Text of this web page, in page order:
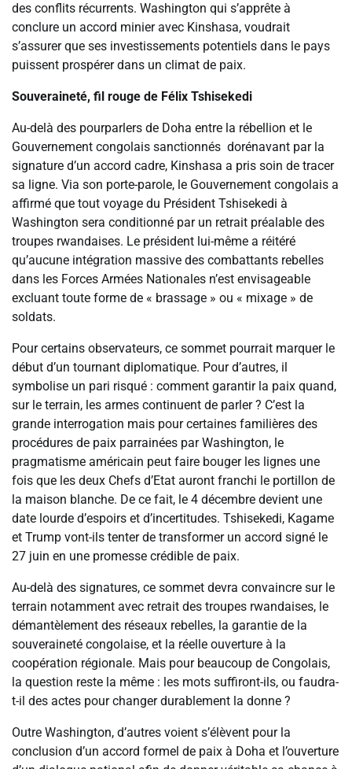
des conflits récurrents. Washington qui s’apprête à
conclure un accord minier avec Kinshasa, voudrait
s’assurer que ses investissements potentiels dans le pays
puissent prospérer dans un climat de paix.
Souveraineté, fil rouge de Félix Tshisekedi
Au-delà des pourparlers de Doha entre la rébellion et le
Gouvernement congolais sanctionnés dorénavant par la
signature d’un accord cadre, Kinshasa a pris soin de tracer
sa ligne. Via son porte-parole, le Gouvernement congolais a
affirmé que tout voyage du Président Tshisekedi à
Washington sera conditionné par un retrait préalable des
troupes rwandaises. Le président lui-même a réitéré
qu’aucune intégration massive des combattants rebelles
dans les Forces Armées Nationales n’est envisageable
excluant toute forme de « brassage » ou « mixage » de
soldats.
Pour certains observateurs, ce sommet pourrait marquer le
début d’un tournant diplomatique. Pour d’autres, il
symbolise un pari risqué : comment garantir la paix quand,
sur le terrain, les armes continuent de parler ? C’est la
grande interrogation mais pour certaines familières des
procédures de paix parrainées par Washington, le
pragmatisme américain peut faire bouger les lignes une
fois que les deux Chefs d’Etat auront franchi le portillon de
la maison blanche. De ce fait, le 4 décembre devient une
date lourde d’espoirs et d’incertitudes. Tshisekedi, Kagame
et Trump vont-ils tenter de transformer un accord signé le
27 juin en une promesse crédible de paix.
Au-delà des signatures, ce sommet devra convaincre sur le
terrain notamment avec retrait des troupes rwandaises, le
démantèlement des réseaux rebelles, la garantie de la
souveraineté congolaise, et la réelle ouverture à la
coopération régionale. Mais pour beaucoup de Congolais,
la question reste la même : les mots suffiront-ils, ou faudra-
t-il des actes pour changer durablement la donne ?
Outre Washington, d’autres voient s’élèvent pour la
conclusion d’un accord formel de paix à Doha et l’ouverture